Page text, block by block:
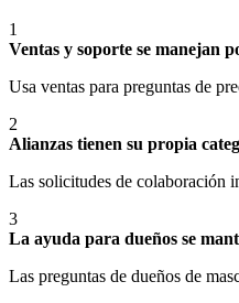
1
Ventas y soporte se manejan
Usa ventas para preguntas de
2
Alianzas tienen su propia
Las solicitudes de colaboración
3
La ayuda para dueños se
Las preguntas de dueños de